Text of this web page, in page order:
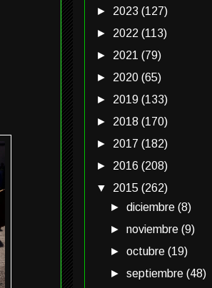
► 2023 (127)
► 2022 (113)
► 2021 (79)
► 2020 (65)
► 2019 (133)
► 2018 (170)
► 2017 (182)
► 2016 (208)
▼ 2015 (262)
►diciembre(8)
►noviembre(9)
►octubre(19)
►septiembre(48)